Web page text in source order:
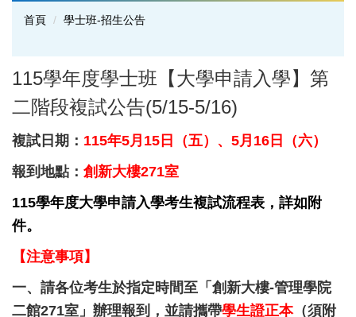
首頁 學士班-招生公告
115學年度學士班【大學申請入學】第
二階段複試公告(5/15-5/16)
複試日期： 115年5月15日（五）、5月16日（六）
報到地點： 創新大樓271室
115學年度大學申請入學考生複試流程表，詳如附
件。
【注意事項】
一、請各位考生於指定時間至「創新大樓-管理學院
二館271室」辦理報到，並請攜帶學生證正本（須附